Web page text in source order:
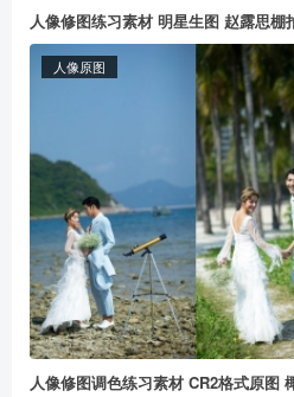
人像修图练习素材 明星生图 赵露思
人像原图
人像修图调色练习素材 CR2格式原图